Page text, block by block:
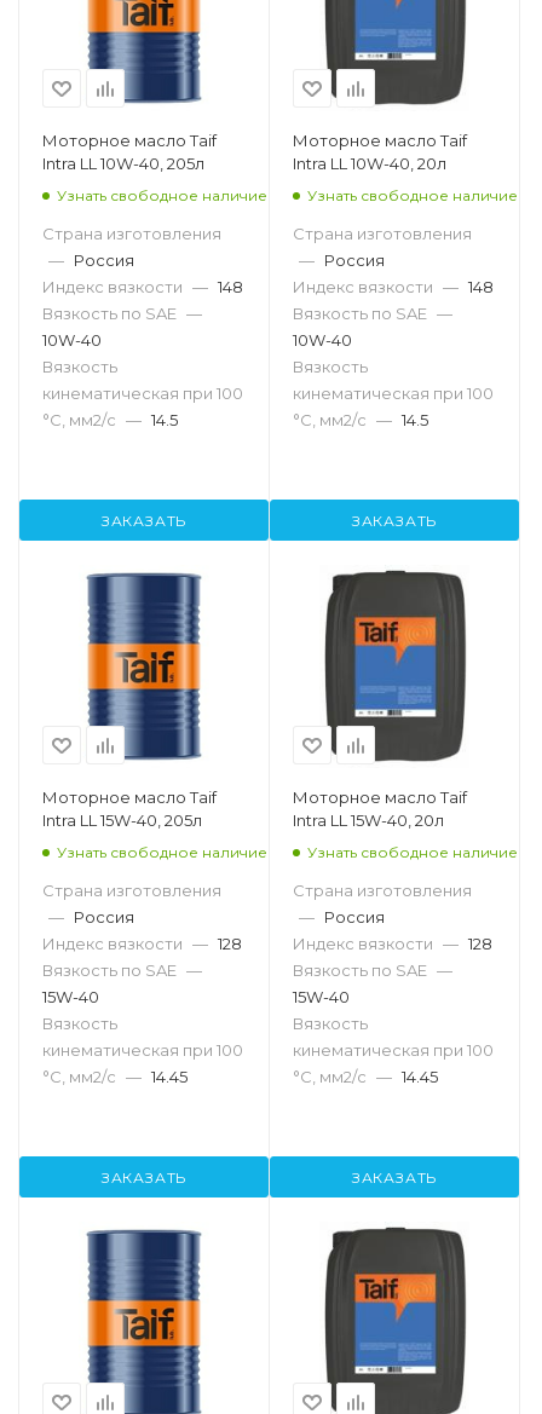
Моторное масло Taif
Intra LL 10W-40, 205л
Узнать свободное наличие
Страна изготовления
— Россия
Индекс вязкости — 148
Вязкость по SAE —
10W-40
Вязкость
кинематическая при 100
°С, мм2/с — 14.5
ЗАКАЗАТЬ
Моторное масло Taif
Intra LL 10W-40, 20л
Узнать свободное наличие
Страна изготовления
— Россия
Индекс вязкости — 148
Вязкость по SAE —
10W-40
Вязкость
кинематическая при 100
°С, мм2/с — 14.5
ЗАКАЗАТЬ
Моторное масло Taif
Intra LL 15W-40, 205л
Узнать свободное наличие
Страна изготовления
— Россия
Индекс вязкости — 128
Вязкость по SAE —
15W-40
Вязкость
кинематическая при 100
°С, мм2/с — 14.45
ЗАКАЗАТЬ
Моторное масло Taif
Intra LL 15W-40, 20л
Узнать свободное наличие
Страна изготовления
— Россия
Индекс вязкости — 128
Вязкость по SAE —
15W-40
Вязкость
кинематическая при 100
°С, мм2/с — 14.45
ЗАКАЗАТЬ